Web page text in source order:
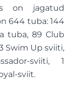
on jagatud
644 tuba: 144
tuba, 89 Club
Swim Up sviiti,
sviiti, 1
sviit.